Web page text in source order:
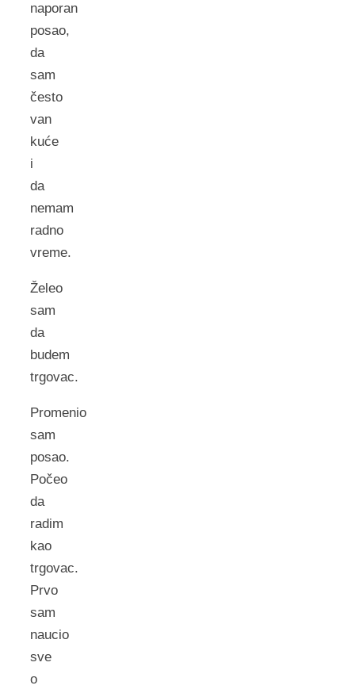
naporan
posao,
da
sam
često
van
kuće
i
da
nemam
radno
vreme.
Želeo
sam
da
budem
trgovac.
Promenio
sam
posao.
Počeo
da
radim
kao
trgovac.
Prvo
sam
naucio
sve
o